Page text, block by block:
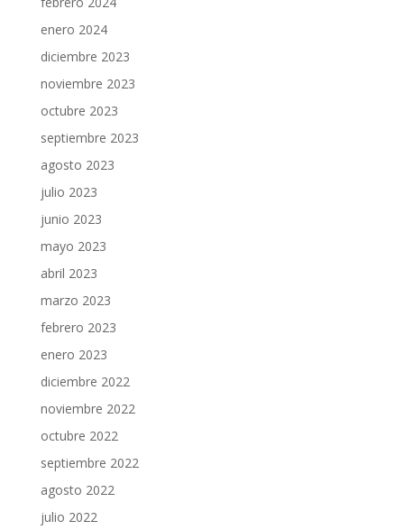
enero 2024
diciembre 2023
noviembre 2023
octubre 2023
septiembre 2023
agosto 2023
julio 2023
junio 2023
mayo 2023
abril 2023
marzo 2023
febrero 2023
enero 2023
diciembre 2022
noviembre 2022
octubre 2022
septiembre 2022
agosto 2022
julio 2022